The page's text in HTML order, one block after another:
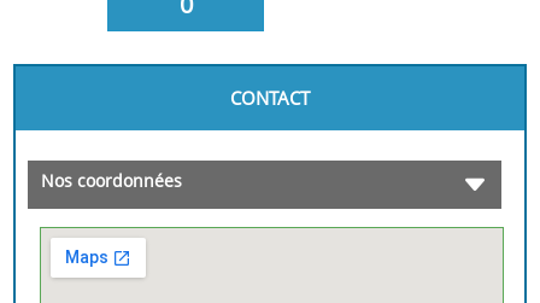
CONTACT
Nos coordonnées